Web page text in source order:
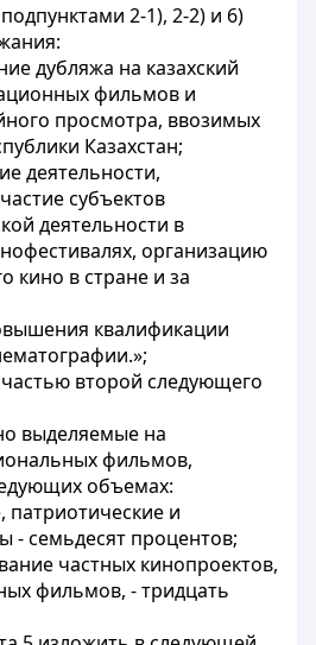
2-1), 2-2) и 6)
дубляжа на казахский
фильмов и
просмотра, ввозимых
Казахстан;
деятельности,
субъектов
деятельности в
организацию
кино в стране и за
квалификации
второй следующего
выделяемые на
фильмов,
объемах:
патриотические и
семьдесят процентов;
частных кинопроектов,
фильмов, - тридцать